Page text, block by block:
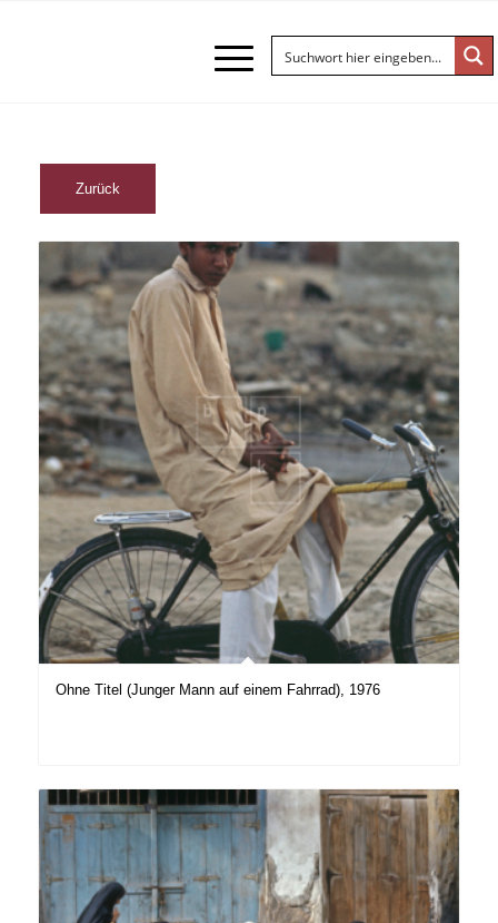
Ohne Titel (Junger Mann auf einem Fahrrad), 1976